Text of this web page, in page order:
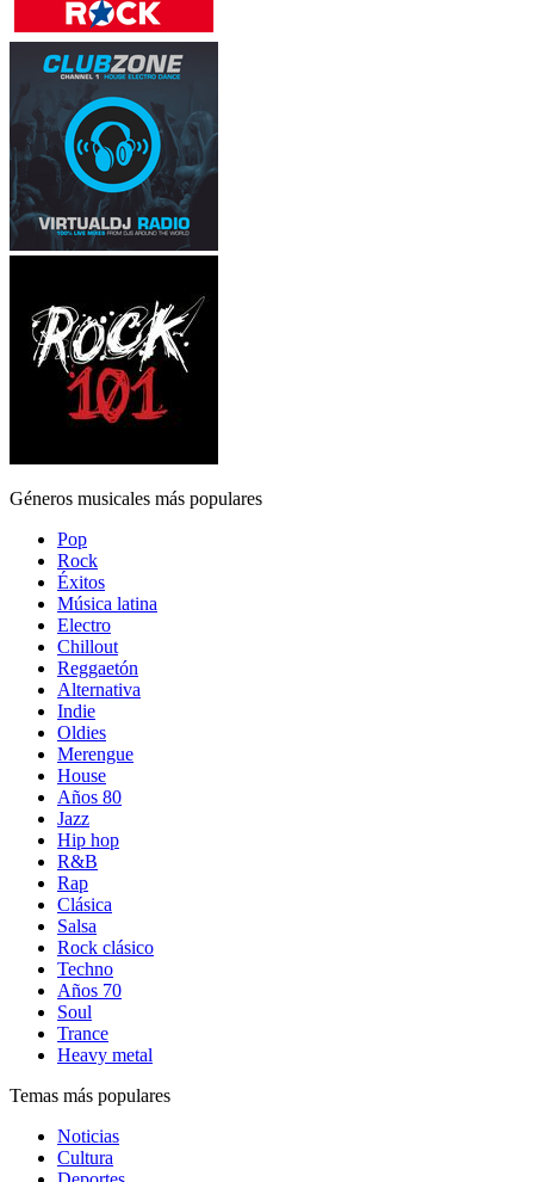
Géneros musicales más populares
Pop
Rock
Éxitos
Música latina
Electro
Chillout
Reggaetón
Alternativa
Indie
Oldies
Merengue
House
Años 80
Jazz
Hip hop
R&B
Rap
Clásica
Salsa
Rock clásico
Techno
Años 70
Soul
Trance
Heavy metal
Temas más populares
Noticias
Cultura